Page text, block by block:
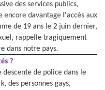
des services publics,
davantage l'accès aux
de 19 ans le 2 juin dernier,
rappelle tragiquement
dans notre pays.
?
descente de police dans le
des personnes gays,